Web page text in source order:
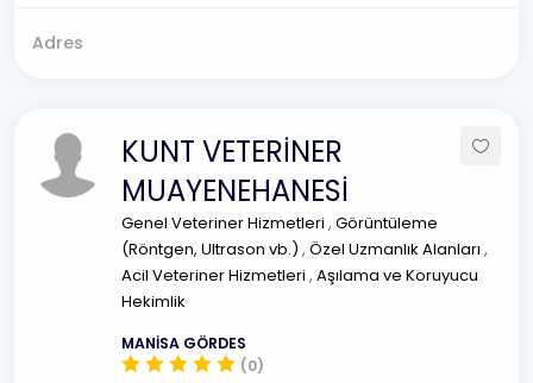
Adres
KUNT VETERİNER
MUAYENEHANESİ
Genel Veteriner Hizmetleri , Görüntüleme
(Röntgen, Ultrason vb.) , Özel Uzmanlık Alanları ,
Acil Veteriner Hizmetleri , Aşılama ve Koruyucu
Hekimlik
MANİSA GÖRDES
(0)